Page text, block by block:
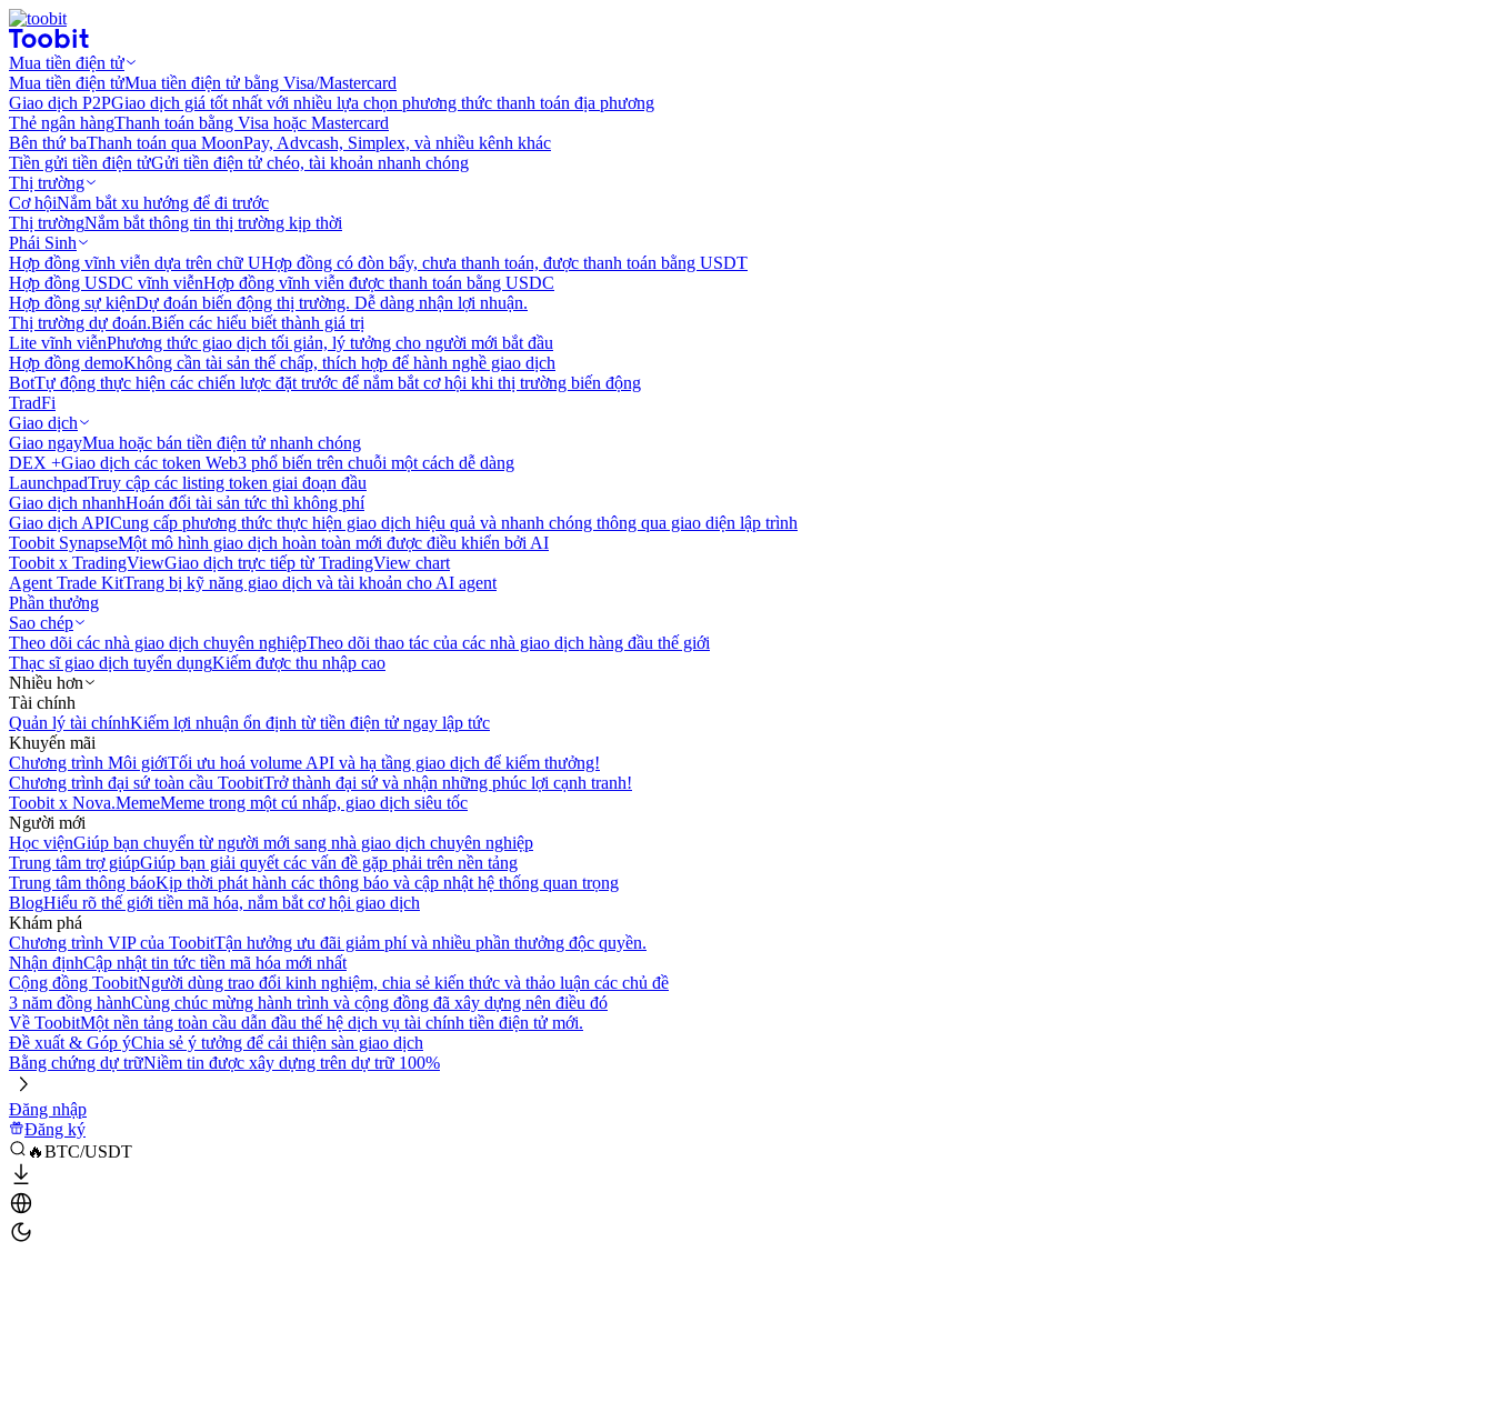
Mua tiền điện tử
Mua tiền điện tửMua tiền điện tử bằng Visa/Mastercard
Giao dịch P2PGiao dịch giá tốt nhất với nhiều lựa chọn phương thức thanh toán địa phương
Thẻ ngân hàngThanh toán bằng Visa hoặc Mastercard
Bên thứ baThanh toán qua MoonPay, Advcash, Simplex, và nhiều kênh khác
Tiền gửi tiền điện tửGửi tiền điện tử chéo, tài khoản nhanh chóng
Thị trường
Cơ hộiNắm bắt xu hướng để đi trước
Thị trườngNắm bắt thông tin thị trường kịp thời
Phái Sinh
Hợp đồng vĩnh viễn dựa trên chữ UHợp đồng có đòn bẩy, chưa thanh toán, được thanh toán bằng USDT
Hợp đồng USDC vĩnh viễnHợp đồng vĩnh viễn được thanh toán bằng USDC
Hợp đồng sự kiệnDự đoán biến động thị trường. Dễ dàng nhận lợi nhuận.
Thị trường dự đoán.Biến các hiểu biết thành giá trị
Lite vĩnh viễnPhương thức giao dịch tối giản, lý tưởng cho người mới bắt đầu
Hợp đồng demoKhông cần tài sản thế chấp, thích hợp để hành nghề giao dịch
BotTự động thực hiện các chiến lược đặt trước để nắm bắt cơ hội khi thị trường biến động
TradFi
Giao dịch
Giao ngayMua hoặc bán tiền điện tử nhanh chóng
DEX +Giao dịch các token Web3 phổ biến trên chuỗi một cách dễ dàng
LaunchpadTruy cập các listing token giai đoạn đầu
Giao dịch nhanhHoán đổi tài sản tức thì không phí
Giao dịch APICung cấp phương thức thực hiện giao dịch hiệu quả và nhanh chóng thông qua giao diện lập trình
Toobit SynapseMột mô hình giao dịch hoàn toàn mới được điều khiển bởi AI
Toobit x TradingViewGiao dịch trực tiếp từ TradingView chart
Agent Trade KitTrang bị kỹ năng giao dịch và tài khoản cho AI agent
Phần thưởng
Sao chép
Theo dõi các nhà giao dịch chuyên nghiệpTheo dõi thao tác của các nhà giao dịch hàng đầu thế giới
Thạc sĩ giao dịch tuyển dụngKiếm được thu nhập cao
Nhiều hơn
Tài chính
Quản lý tài chínhKiếm lợi nhuận ổn định từ tiền điện tử ngay lập tức
Khuyến mãi
Chương trình Môi giớiTối ưu hoá volume API và hạ tầng giao dịch để kiếm thưởng!
Chương trình đại sứ toàn cầu ToobitTrở thành đại sứ và nhận những phúc lợi cạnh tranh!
Toobit x Nova.MemeMeme trong một cú nhấp, giao dịch siêu tốc
Người mới
Học việnGiúp bạn chuyển từ người mới sang nhà giao dịch chuyên nghiệp
Trung tâm trợ giúpGiúp bạn giải quyết các vấn đề gặp phải trên nền tảng
Trung tâm thông báoKịp thời phát hành các thông báo và cập nhật hệ thống quan trọng
BlogHiểu rõ thế giới tiền mã hóa, nắm bắt cơ hội giao dịch
Khám phá
Chương trình VIP của ToobitTận hưởng ưu đãi giảm phí và nhiều phần thưởng độc quyền.
Nhận địnhCập nhật tin tức tiền mã hóa mới nhất
Cộng đồng ToobitNgười dùng trao đổi kinh nghiệm, chia sẻ kiến thức và thảo luận các chủ đề
3 năm đồng hànhCùng chúc mừng hành trình và cộng đồng đã xây dựng nên điều đó
Về ToobitMột nền tảng toàn cầu dẫn đầu thế hệ dịch vụ tài chính tiền điện tử mới.
Đề xuất & Góp ýChia sẻ ý tưởng để cải thiện sàn giao dịch
Bằng chứng dự trữNiềm tin được xây dựng trên dự trữ 100%
Đăng nhập
Đăng ký
🔥BTC/USDT